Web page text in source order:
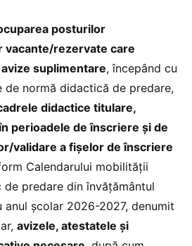
posturilor
rezervate care
suplimentare, începând cu
de normă didactică de predare,
didactice titulare,
perioadele de înscriere şi de
validare a fişelor de înscriere
Calendarului mobilităţii
predare din învățământul
anul școlar 2026-2027, denumit
avizele, atestatele şi